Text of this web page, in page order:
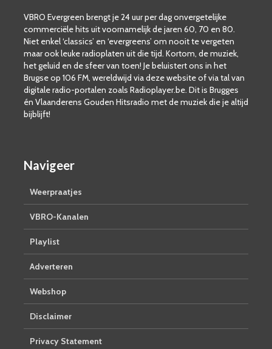
VBRO Evergreen brengt je 24 uur per dag onvergetelijke
commerciële hits uit voornamelijk de jaren 60, 70 en 80.
Niet enkel ‘classics’ en ‘evergreens’ om nooit te vergeten
maar ook leuke radioplaten uit die tijd. Kortom, de muziek,
het geluid en de sfeer van toen! Je beluistert ons in het
Brugse op 106 FM, wereldwijd via deze website of via tal van
digitale radio-portalen zoals Radioplayer.be. Dit is Brugges
én Vlaanderens Gouden Hitsradio met de muziek die je altijd
bijblijft!
Navigeer
Weerpraatjes
VBRO-Kanalen
Playlist
Adverteren
Webshop
Disclaimer
Privacy Statement